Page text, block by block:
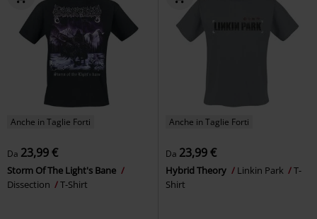
Anche in Taglie Forti
Da 23,99 €
Storm Of The Light's Bane
Dissection
T-Shirt
Anche in Taglie Forti
Da 23,99 €
Hybrid Theory Linkin Park
T-
Shirt